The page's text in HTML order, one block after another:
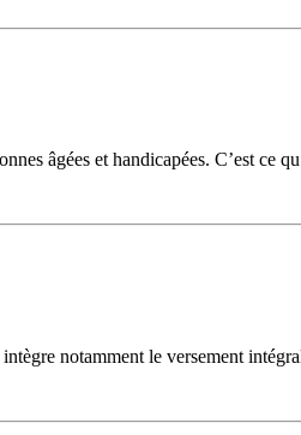
âgées et handicapées. C’est ce
notamment le versement